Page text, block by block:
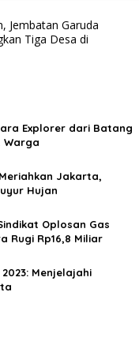
Jembatan Garuda
Tiga Desa di
Explorer dari Batang
Warga
Jakarta,
Hujan
Oplosan Gas
Rugi Rp16,8 Miliar
Menjelajahi